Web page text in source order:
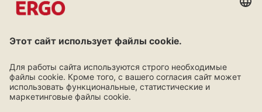
Дружба окупается
Узнать больше!